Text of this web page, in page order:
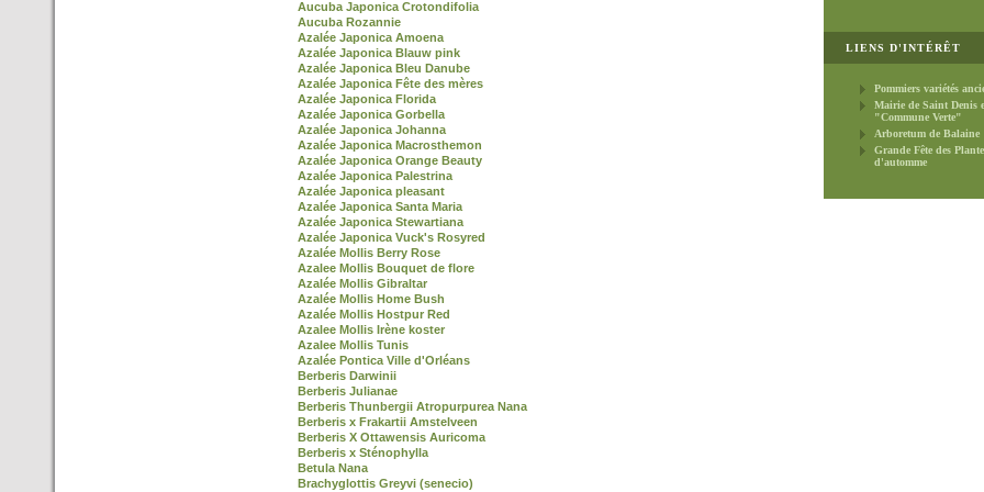
Aucuba Japonica Crotondifolia
Aucuba Rozannie
Azalée Japonica Amoena
Azalée Japonica Blauw pink
Azalée Japonica Bleu Danube
Azalée Japonica Fête des mères
Azalée Japonica Florida
Azalée Japonica Gorbella
Azalée Japonica Johanna
Azalée Japonica Macrosthemon
Azalée Japonica Orange Beauty
Azalée Japonica Palestrina
Azalée Japonica pleasant
Azalée Japonica Santa Maria
Azalée Japonica Stewartiana
Azalée Japonica Vuck's Rosyred
Azalée Mollis Berry Rose
Azalee Mollis Bouquet de flore
Azalée Mollis Gibraltar
Azalée Mollis Home Bush
Azalée Mollis Hostpur Red
Azalee Mollis Irène koster
Azalee Mollis Tunis
Azalée Pontica Ville d'Orléans
Berberis Darwinii
Berberis Julianae
Berberis Thunbergii Atropurpurea Nana
Berberis x Frakartii Amstelveen
Berberis X Ottawensis Auricoma
Berberis x Sténophylla
Betula Nana
Brachyglottis Greyvi (senecio)
LIENS D'INTÉRÊT
Pommiers variétés
Mairie de Saint Denis
"Commune Verte"
Arboretum de Balaine
Grande Fête des
d'automme